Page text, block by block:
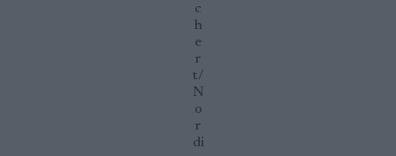
c
h
e
r
t/
N
o
r
di